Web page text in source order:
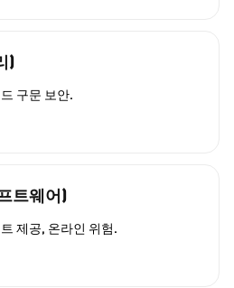
)
구문 보안.
트웨어)
제공, 온라인 위험.